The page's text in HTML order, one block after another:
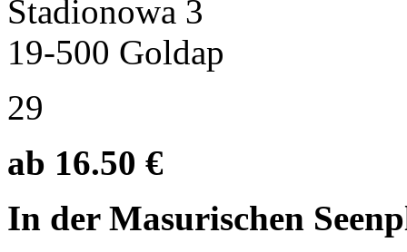
Stadionowa 3
19-500 Goldap
29
ab 16.50 €
In der Masurischen